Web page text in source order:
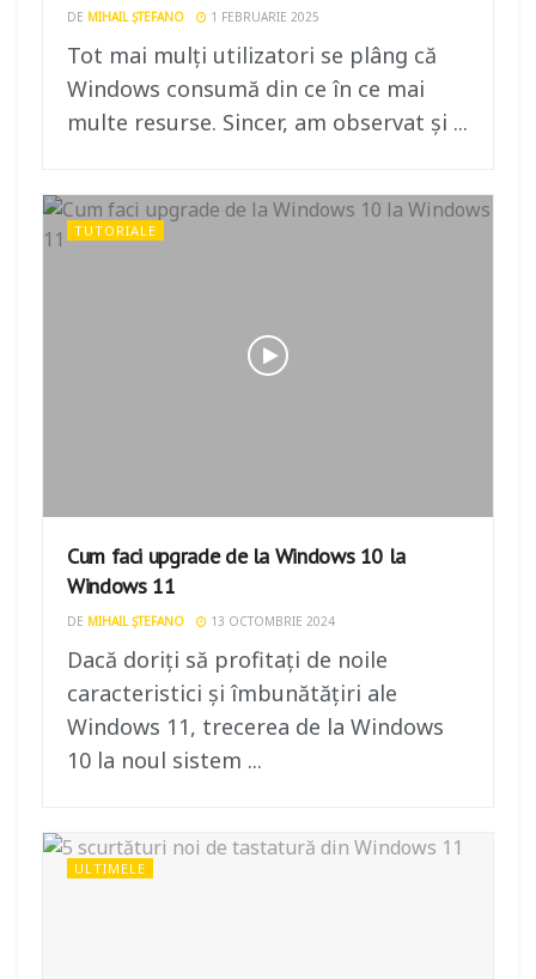
DE MIHAIL ȘTEFANO 1 FEBRUARIE 2025
Tot mai mulți utilizatori se plâng că
Windows consumă din ce în ce mai
multe resurse. Sincer, am observat și ...
TUTORIALE
Cum faci upgrade de la Windows 10 la
Windows 11
DE MIHAIL ȘTEFANO 13 OCTOMBRIE 2024
Dacă doriți să profitați de noile
caracteristici și îmbunătățiri ale
Windows 11, trecerea de la Windows
10 la noul sistem ...
ULTIMELE